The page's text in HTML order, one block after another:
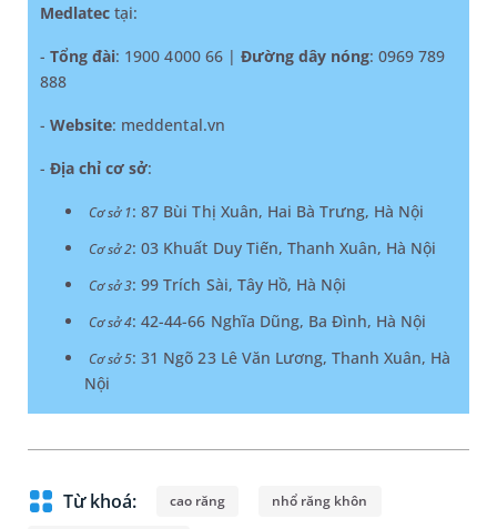
Medlatec tại:
-Tổng đài: 1900 4000 66 | Đường dây nóng: 0969 789
888
-Website: meddental.vn
-Địa chỉ cơ sở:
Cơ sở 1: 87 Bùi Thị Xuân, Hai Bà Trưng, Hà Nội
Cơ sở 2: 03 Khuất Duy Tiến, Thanh Xuân, Hà Nội
Cơ sở 3: 99 Trích Sài, Tây Hồ, Hà Nội
Cơ sở 4: 42-44-66 Nghĩa Dũng, Ba Đình, Hà Nội
Cơ sở 5: 31 Ngõ 23 Lê Văn Lương, Thanh Xuân, Hà
Nội
Từ khoá: cao răng nhổ răng khôn